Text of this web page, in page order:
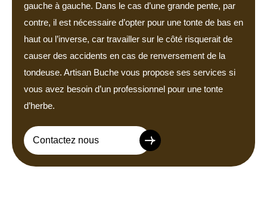
gauche à gauche. Dans le cas d’une grande pente, par
contre, il est nécessaire d’opter pour une tonte de bas en
haut ou l’inverse, car travailler sur le côté risquerait de
causer des accidents en cas de renversement de la
tondeuse. Artisan Buche vous propose ses services si
vous avez besoin d’un professionnel pour une tonte
d’herbe.
Contactez nous